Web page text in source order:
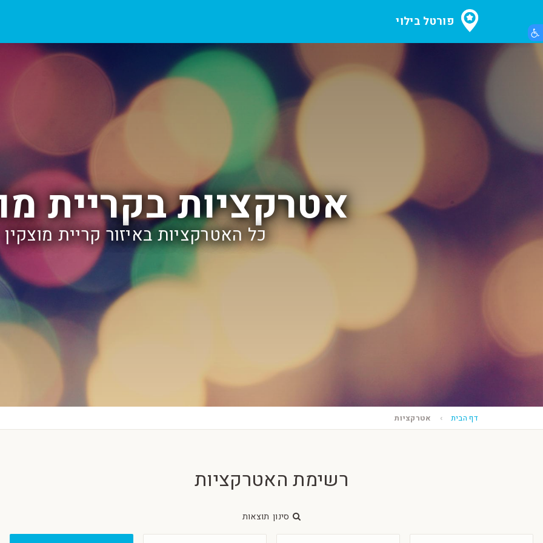
פורטל בילוי
אטרקציות בקריית
כל האטרקציות באיזור קריית מוצקין
דף הבית אטרקציות
רשימת האטרקציות
סינון תוצאות
הצג תפריט נגישות